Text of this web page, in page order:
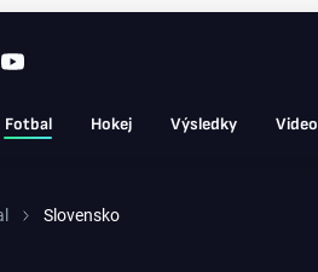
Fotbal Hokej Výsledky Video
Slovensko